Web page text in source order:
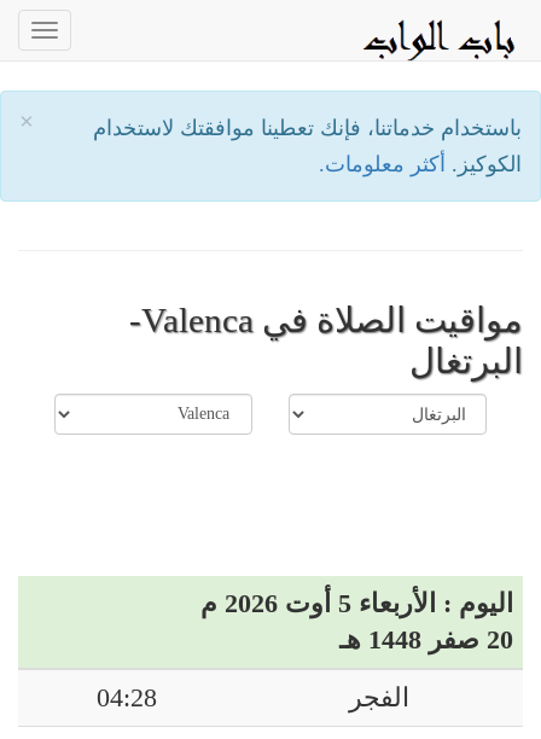
×
باستخدام خدماتنا، فإنك تعطينا موافقتك لاستخدام
الكوكيز. أكثر معلومات.
مواقيت الصلاة في Valenca-
البرتغال
اليوم : الأربعاء 5 أوت 2026 م
20 صفر 1448 هـ
الفجر
04:28